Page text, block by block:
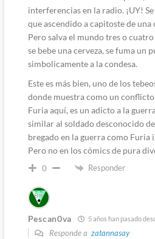
interferencias en la radio. ¡UY!
que ascendido a capitoste de
Pero salva el mundo tres o
se bebe una cerveza, se fuma un
simbolicamente a la condesa.
Este es más bien, uno de los
donde muestra como un
Furia aquí, es un adicto a la
similar al soldado desconocido
bregado en la guerra como Furia
Pero no en los cómics de pura
0 Responder
Pescan0va 5 años han pasado
Responde a zatannasay